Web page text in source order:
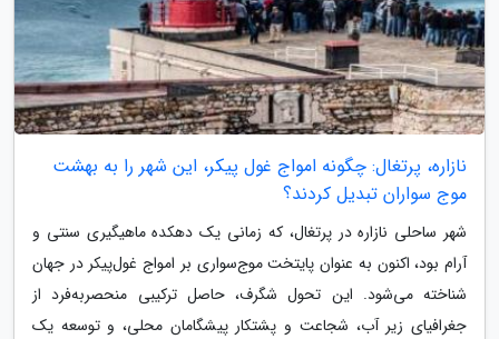
نازاره، پرتغال: چگونه امواج غول پیکر، این شهر را به بهشت
موج سواران تبدیل کردند؟
شهر ساحلی نازاره در پرتغال، که زمانی یک دهکده ماهیگیری سنتی و
آرام بود، اکنون به عنوان پایتخت موج‌سواری بر امواج غول‌پیکر در جهان
شناخته می‌شود. این تحول شگرف، حاصل ترکیبی منحصربه‌فرد از
جغرافیای زیر آب، شجاعت و پشتکار پیشگامان محلی، و توسعه یک